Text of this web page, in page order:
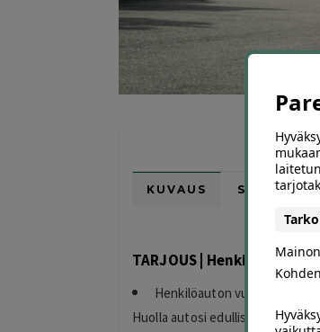
KUVAUS SIJAINTI
TARJOUS | Henkilöauton
Henkilöauton vuosihuolto
Huolla autosi edulliseen